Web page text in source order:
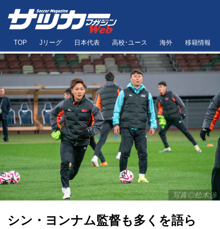
TOP Jリーグ 日本代表 高校･ユース 海外 移籍情報
写真◎舩木渉
シン・ヨンナム監督も多くを語ら